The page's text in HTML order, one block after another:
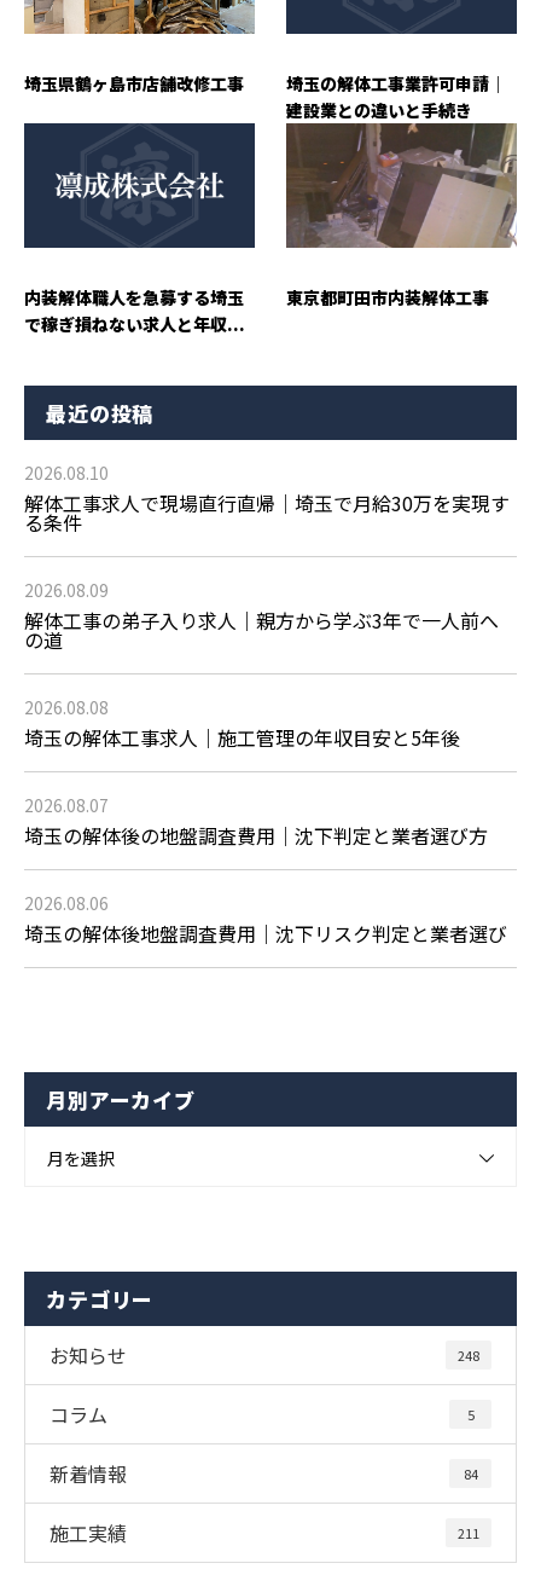
埼玉県鶴ヶ島市店舗改修工事
埼玉の解体工事業許可申請｜
建設業との違いと手続き
内装解体職人を急募する埼玉
で稼ぎ損ねない求人と年収...
東京都町田市内装解体工事
最近の投稿
2026.08.10
解体工事求人で現場直行直帰｜埼玉で月給30万を実現す
る条件
2026.08.09
解体工事の弟子入り求人｜親方から学ぶ3年で一人前へ
の道
2026.08.08
埼玉の解体工事求人｜施工管理の年収目安と5年後
2026.08.07
埼玉の解体後の地盤調査費用｜沈下判定と業者選び方
2026.08.06
埼玉の解体後地盤調査費用｜沈下リスク判定と業者選び
月別アーカイブ
月を選択
カテゴリー
お知らせ 248
コラム 5
新着情報 84
施工実績 211